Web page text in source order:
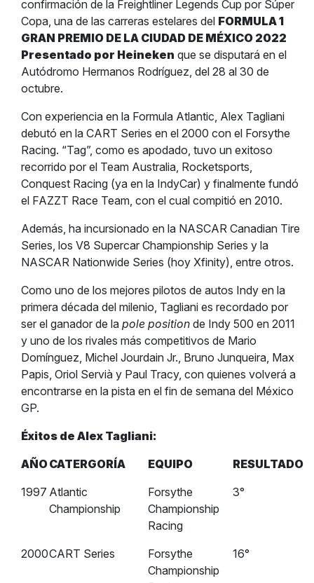
confirmación de la Freightliner Legends Cup por Súper
Copa, una de las carreras estelares del FORMULA 1
GRAN PREMIO DE LA CIUDAD DE MÉXICO 2022
Presentado por Heineken que se disputará en el
Autódromo Hermanos Rodríguez, del 28 al 30 de
octubre.
Con experiencia en la Formula Atlantic, Alex Tagliani
debutó en la CART Series en el 2000 con el Forsythe
Racing. “Tag”, como es apodado, tuvo un exitoso
recorrido por el Team Australia, Rocketsports,
Conquest Racing (ya en la IndyCar) y finalmente fundó
el FAZZT Race Team, con el cual compitió en 2010.
Además, ha incursionado en la NASCAR Canadian Tire
Series, los V8 Supercar Championship Series y la
NASCAR Nationwide Series (hoy Xfinity), entre otros.
Como uno de los mejores pilotos de autos Indy en la
primera década del milenio, Tagliani es recordado por
ser el ganador de la pole position de Indy 500 en 2011
y uno de los rivales más competitivos de Mario
Domínguez, Michel Jourdain Jr., Bruno Junqueira, Max
Papis, Oriol Servià y Paul Tracy, con quienes volverá a
encontrarse en la pista en el fin de semana del México
GP.
Éxitos de Alex Tagliani:
AÑOCATERGORÍA EQUIPO
RESULTADO
1997 Atlantic
Championship
Forsythe
Championship
Racing
3°
2000CART Series
Forsythe
Championship
16°